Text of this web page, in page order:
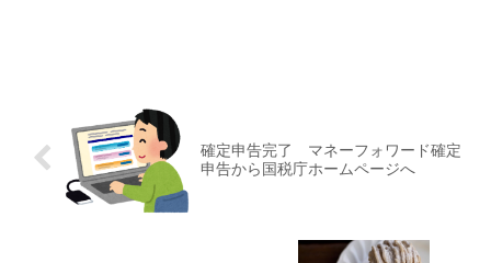
確定申告完了 マネーフォワード確定
申告から国税庁ホームページへ